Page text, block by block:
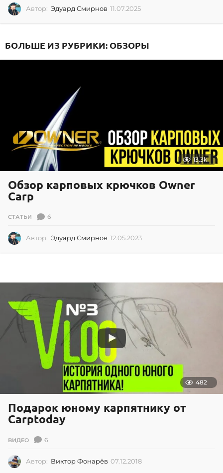
Автор: Эдуард Смирнов 11.07.2025
7
БОЛЬШЕ ИЗ РУБРИКИ: ОБЗОРЫ
13.3k
Обзор карповых крючков Owner
Carp
СТАТЬИ 6
Автор: Эдуард Смирнов 12.05.2023
.
0
2
3
482
Подарок юному карпятнику от
Carptoday
ВИДЕО 6
Автор: Виктор Фонарёв 07.12.2018